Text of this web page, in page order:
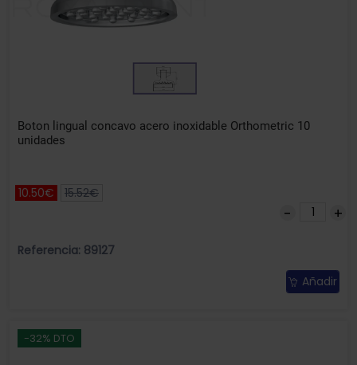
Boton lingual concavo acero inoxidable Orthometric 10
unidades
10.50€ 15.52€
Referencia: 89127
Añadir
-32% DTO